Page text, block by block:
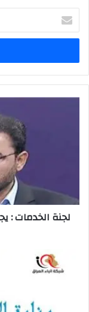
بريدك
الإلكتروني
المعلق
عبرلجنة الخدمات :
الاتصالات:
تلاعب